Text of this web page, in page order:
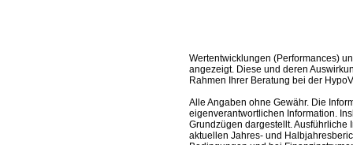
Wertentwicklungen (Performances)
angezeigt. Diese und deren
Rahmen Ihrer Beratung bei der
Alle Angaben ohne Gewähr. Die
eigenverantwortlichen Information.
Grundzügen dargestellt.
aktuellen Jahres- und